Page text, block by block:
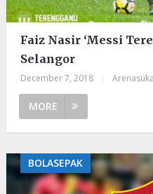
Faiz Nasir ‘Messi
Selangor
December 7, 2018
MORE
BOLASEPAK